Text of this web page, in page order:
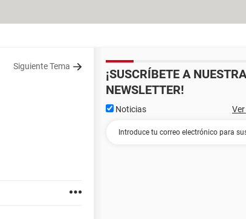
Siguiente Tema
¡SUSCRÍBETE A NUESTRA
NEWSLETTER!
Noticias